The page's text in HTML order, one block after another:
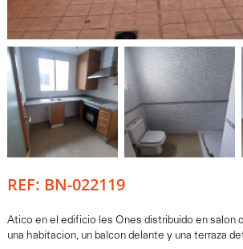
REF: BN-022119
Atico en el edificio les Ones distribuido en salon
una habitacion, un balcon delante y una terraza